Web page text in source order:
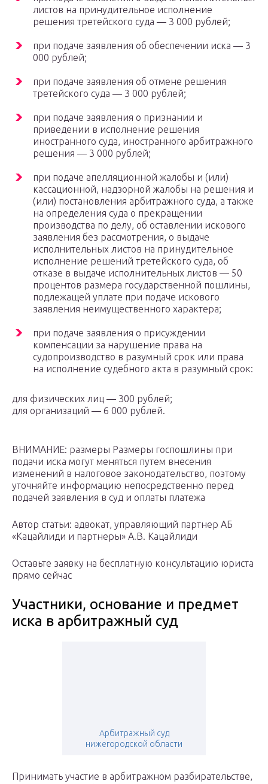
листов на принудительное исполнение
решения третейского суда — 3 000 рублей;
при подаче заявления об обеспечении иска — 3
000 рублей;
при подаче заявления об отмене решения
третейского суда — 3 000 рублей;
при подаче заявления о признании и
приведении в исполнение решения
иностранного суда, иностранного арбитражного
решения — 3 000 рублей;
при подаче апелляционной жалобы и (или)
кассационной, надзорной жалобы на решения и
(или) постановления арбитражного суда, а также
на определения суда о прекращении
производства по делу, об оставлении искового
заявления без рассмотрения, о выдаче
исполнительных листов на принудительное
исполнение решений третейского суда, об
отказе в выдаче исполнительных листов — 50
процентов размера государственной пошлины,
подлежащей уплате при подаче искового
заявления неимущественного характера;
при подаче заявления о присуждении
компенсации за нарушение права на
судопроизводство в разумный срок или права
на исполнение судебного акта в разумный срок:
для физических лиц — 300 рублей;
для организаций — 6 000 рублей.
ВНИМАНИЕ: размеры Размеры госпошлины при
подачи иска могут меняться путем внесения
изменений в налоговое законодательство, поэтому
уточняйте информацию непосредственно перед
подачей заявления в суд и оплаты платежа
Автор статьи: адвокат, управляющий партнер АБ
«Кацайлиди и партнеры» А.В. Кацайлиди
Оставьте заявку на бесплатную консультацию юриста
прямо сейчас
Участники, основание и предмет
иска в арбитражный суд
Арбитражный суд
нижегородской области
Принимать участие в арбитражном разбирательстве,